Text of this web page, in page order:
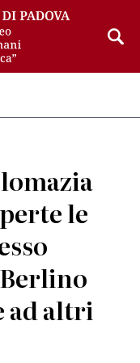
le
ad altri